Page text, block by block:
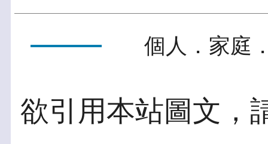
個人．家庭
欲引用本站圖文，